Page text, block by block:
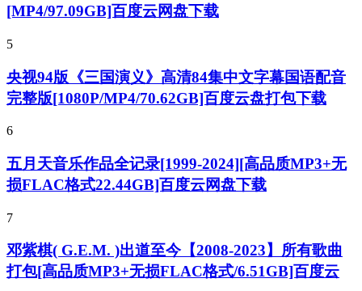
[MP4/97.09GB]百度云网盘下载
5
央视94版《三国演义》高清84集中文字幕国语配音
完整版[1080P/MP4/70.62GB]百度云盘打包下载
6
五月天音乐作品全记录[1999-2024][高品质MP3+无
损FLAC格式22.44GB]百度云网盘下载
7
邓紫棋( G.E.M. )出道至今【2008-2023】所有歌曲
打包[高品质MP3+无损FLAC格式/6.51GB]百度云